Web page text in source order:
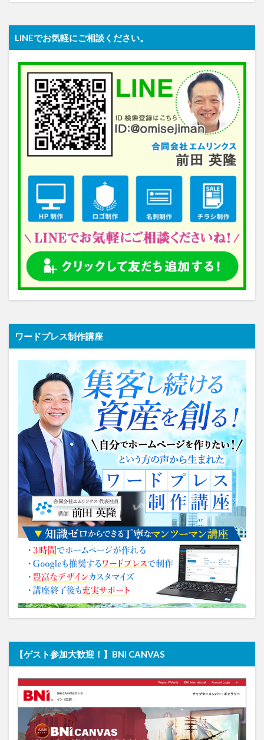
LINEでお気軽にご相談ください。
ワードプレス制作講座
【ゲスト参加大歓迎！】BNI CANVAS